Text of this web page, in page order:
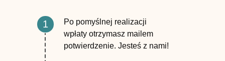
Po pomyślnej realizacji
wpłaty otrzymasz mailem
potwierdzenie. Jesteś z nami!
1